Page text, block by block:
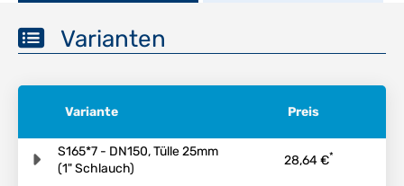
Varianten
Variante Preis
S165*7 - DN150, Tülle 25mm
(1" Schlauch)
28,64 €*